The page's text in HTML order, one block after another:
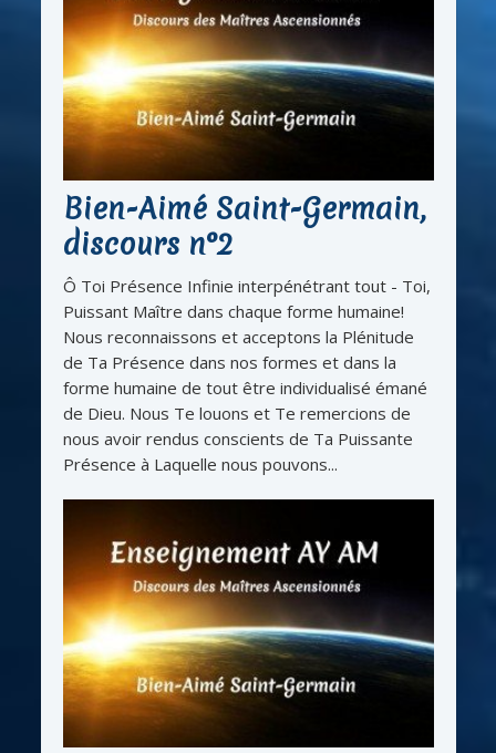
Bien-Aimé Saint-Germain,
discours n°2
Ô Toi Présence Infinie interpénétrant tout - Toi,
Puissant Maître dans chaque forme humaine!
Nous reconnaissons et acceptons la Plénitude
de Ta Présence dans nos formes et dans la
forme humaine de tout être individualisé émané
de Dieu. Nous Te louons et Te remercions de
nous avoir rendus conscients de Ta Puissante
Présence à Laquelle nous pouvons...